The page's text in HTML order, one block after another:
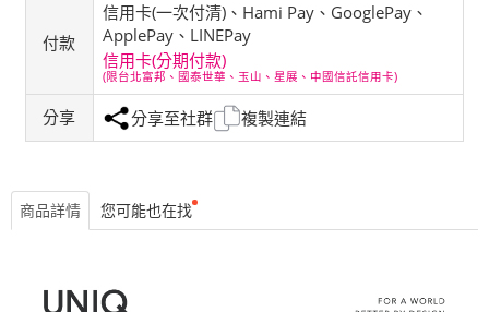
付款
信用卡(一次付清)、Hami Pay、GooglePay、
ApplePay、LINEPay
信用卡(分期付款)
(限台北富邦、國泰世華、玉山、星展、中國信託信用卡)
分享 分享至社群 複製連結
商品詳情 您可能也在找